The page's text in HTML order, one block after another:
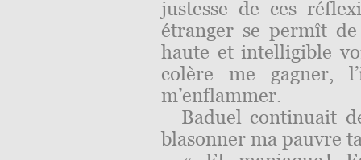
justesse de ces
étranger se permît
haute et intelligible
colère me gagner,
m’enflammer.
Baduel continuait
blasonner ma pau­vre